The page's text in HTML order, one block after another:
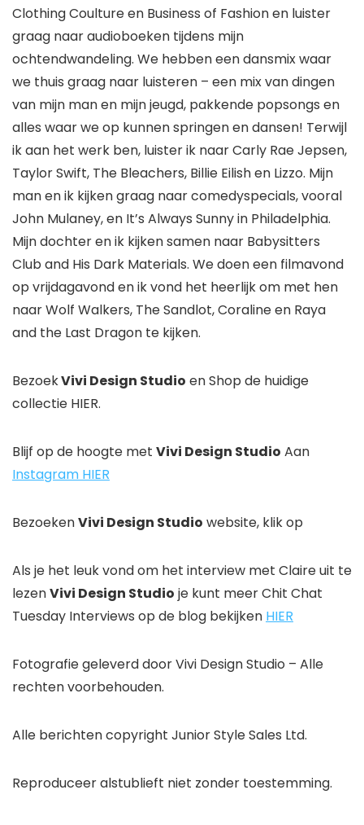
Clothing Coulture en Business of Fashion en luister
graag naar audioboeken tijdens mijn
ochtendwandeling. We hebben een dansmix waar
we thuis graag naar luisteren – een mix van dingen
van mijn man en mijn jeugd, pakkende popsongs en
alles waar we op kunnen springen en dansen! Terwijl
ik aan het werk ben, luister ik naar Carly Rae Jepsen,
Taylor Swift, The Bleachers, Billie Eilish en Lizzo. Mijn
man en ik kijken graag naar comedyspecials, vooral
John Mulaney, en It’s Always Sunny in Philadelphia.
Mijn dochter en ik kijken samen naar Babysitters
Club and His Dark Materials. We doen een filmavond
op vrijdagavond en ik vond het heerlijk om met hen
naar Wolf Walkers, The Sandlot, Coraline en Raya
and the Last Dragon te kijken.
BezoekVivi Design Studio en Shop de huidige
collectie HIER.
Blijf op de hoogte met Vivi Design Studio Aan
Instagram HIER
BezoekenVivi Design Studio website, klik op ​
Als je het leuk vond om het interview met Claire uit te
lezenVivi Design Studio je kunt meer Chit Chat
Tuesday Interviews op de blog bekijken HIER
Fotografie geleverd door Vivi Design Studio – Alle
rechten voorbehouden.
Alle berichten copyright Junior Style Sales Ltd.
Reproduceer alstublieft niet zonder toestemming.